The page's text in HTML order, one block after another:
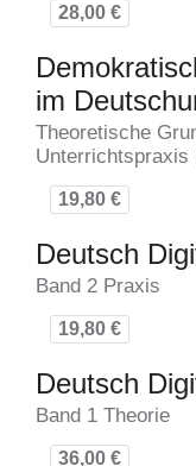
28,00 €
im
Theoretische
Unterrichtspraxis
19,80 €
Deutsch
Band 2 Praxis
19,80 €
Deutsch
Band 1 Theorie
36,00 €